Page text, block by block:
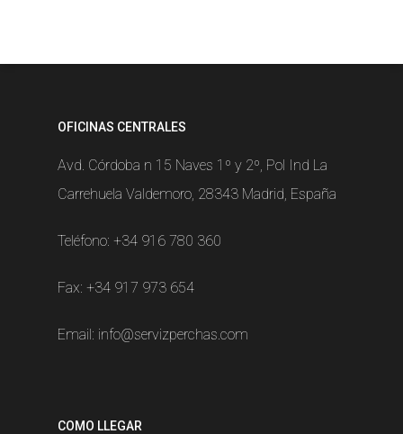
OFICINAS CENTRALES
Avd. Córdoba n 15 Naves 1º y 2º, Pol Ind La
Carrehuela Valdemoro, 28343 Madrid, España
Teléfono: +34 916 780 360
Fax: +34 917 973 654
Email: info@servizperchas.com
COMO LLEGAR